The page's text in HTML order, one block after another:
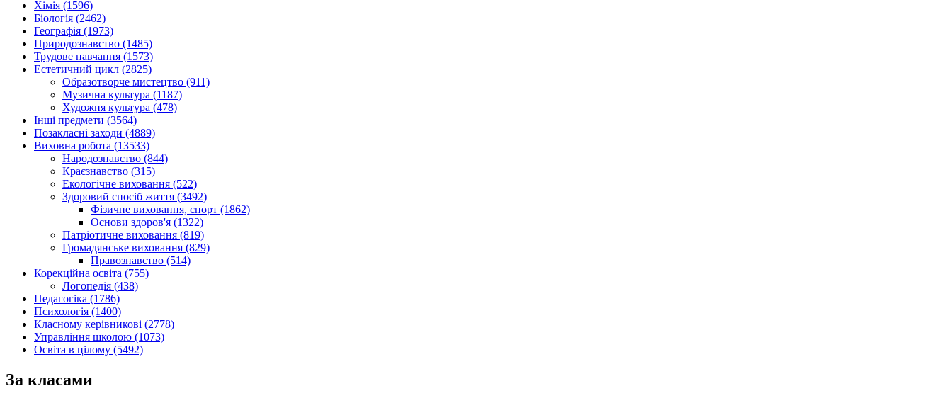
Хімія (1596)
Біологія (2462)
Географія (1973)
Природознавство (1485)
Трудове навчання (1573)
Естетичний цикл (2825)
Образотворче мистецтво (911)
Музична культура (1187)
Художня культура (478)
Інші предмети (3564)
Позакласні заходи (4889)
Виховна робота (13533)
Народознавство (844)
Краєзнавство (315)
Екологічне виховання (522)
Здоровий спосіб життя (3492)
Фізичне виховання, спорт (1862)
Основи здоров'я (1322)
Патріотичне виховання (819)
Громадянське виховання (829)
Правознавство (514)
Корекційна освіта (755)
Логопедія (438)
Педагогіка (1786)
Психологія (1400)
Класному керівникові (2778)
Управління школою (1073)
Освіта в цілому (5492)
За класами